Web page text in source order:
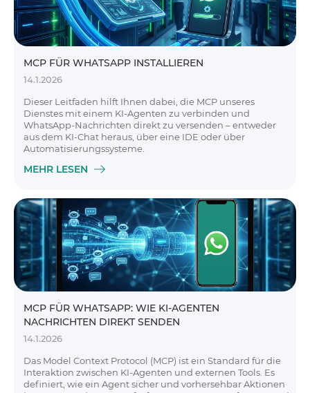
MCP FÜR WHATSAPP INSTALLIEREN
14.1.2026
Dieser Leitfaden hilft Ihnen dabei, die MCP unseres
Dienstes mit einem KI-Agenten zu verbinden und
WhatsApp-Nachrichten direkt zu versenden – entweder
aus dem KI-Chat heraus, über eine IDE oder über
Automatisierungssysteme.
MEHR LESEN
MCP FÜR WHATSAPP: WIE KI-AGENTEN
NACHRICHTEN DIREKT SENDEN
14.1.2026
Das Model Context Protocol (MCP) ist ein Standard für die
Interaktion zwischen KI-Agenten und externen Tools. Es
definiert, wie ein Agent sicher und vorhersehbar Aktionen